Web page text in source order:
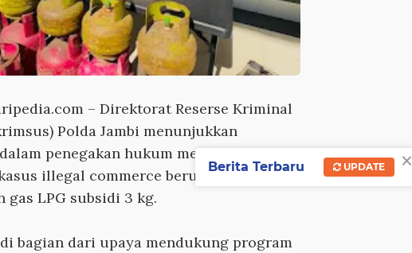
– Direktorat Reserse Kriminal
Polda Jambi menunjukkan
penegakan hukum melalui
illegal commerce berupa
gas LPG subsidi 3 kg.
bagian dari upaya mendukung program
×
Berita Terbaru UPDATE